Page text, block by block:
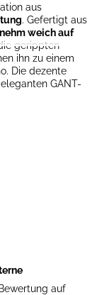
aus
. Gefertigt aus
weich auf
gerippten
ihn zu einem
Die dezente
GANT-
auf